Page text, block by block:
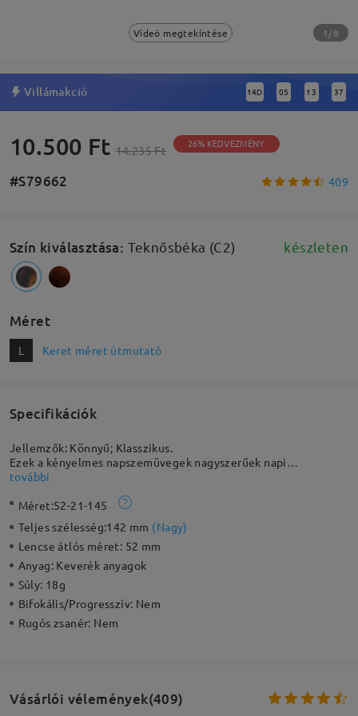
Videó megtekintése 1/8
Villámakció 14D : 05 : 13 : 36
10.500 Ft 14.235 Ft 26% KEDVEZMÉNY
#S79662 409
Szín kiválasztása: Teknősbéka (C2) készleten
Méret
L Keret méret útmutató
Specifikációk
Jellemzők: Könnyű; Klasszikus.
Ezek a kényelmes napszemüvegek nagyszerűek napi
használatra. A közepesen széles keret könnyű és rugalmas TR
állítható gumi orrpárnákkal, amelyek extra kényelmet
biztosítanak. A teljes keretes lencsék, amelyek kontrasztban
állnak a karcsú templomokkal, kiemelik egyediségüket.
további
Méret:52-21-145
Teljes szélesség:142 mm (Nagy)
Lencse átlós méret: 52 mm
Anyag: Keverék anyagok
Súly: 18g
Bifokális/Progresszív: Nem
Rugós zsanér: Nem
Vásárlói vélemények(409)